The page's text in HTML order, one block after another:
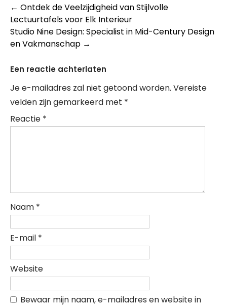
Berichtnavigatie
← Ontdek de Veelzijdigheid van Stijlvolle
Lectuurtafels voor Elk Interieur
Studio Nine Design: Specialist in Mid-Century Design
en Vakmanschap →
Een reactie achterlaten
Je e-mailadres zal niet getoond worden. Vereiste
velden zijn gemarkeerd met *
Reactie *
Naam *
E-mail *
Website
Bewaar mijn naam, e-mailadres en website in